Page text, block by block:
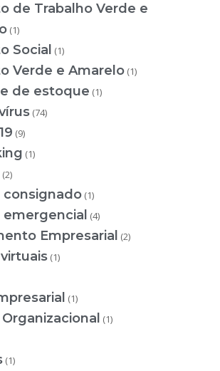
de Trabalho Verde e
(1)
Social (1)
Verde e Amarelo (1)
de estoque (1)
(74)
(9)
(1)
(2)
consignado (1)
(4)
Empresarial (2)
(1)
(1)
(1)
(1)